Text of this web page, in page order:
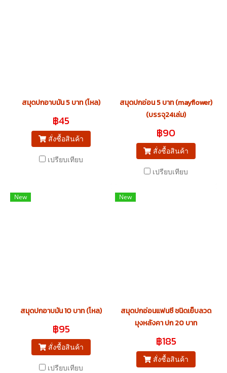
สมุดปกอาบมัน 5 บาท (โหล)
฿45
สั่งซื้อสินค้า
เปรียบเทียบ
สมุดปกอ่อน 5 บาท (mayflower)
(บรรจุ24เล่ม)
฿90
สั่งซื้อสินค้า
เปรียบเทียบ
New
สมุดปกอาบมัน 10 บาท (โหล)
฿95
สั่งซื้อสินค้า
เปรียบเทียบ
New
สมุดปกอ่อนแฟนซี ชนิดเย็บลวด
มุงหลังคา ปก 20 บาท
฿185
สั่งซื้อสินค้า